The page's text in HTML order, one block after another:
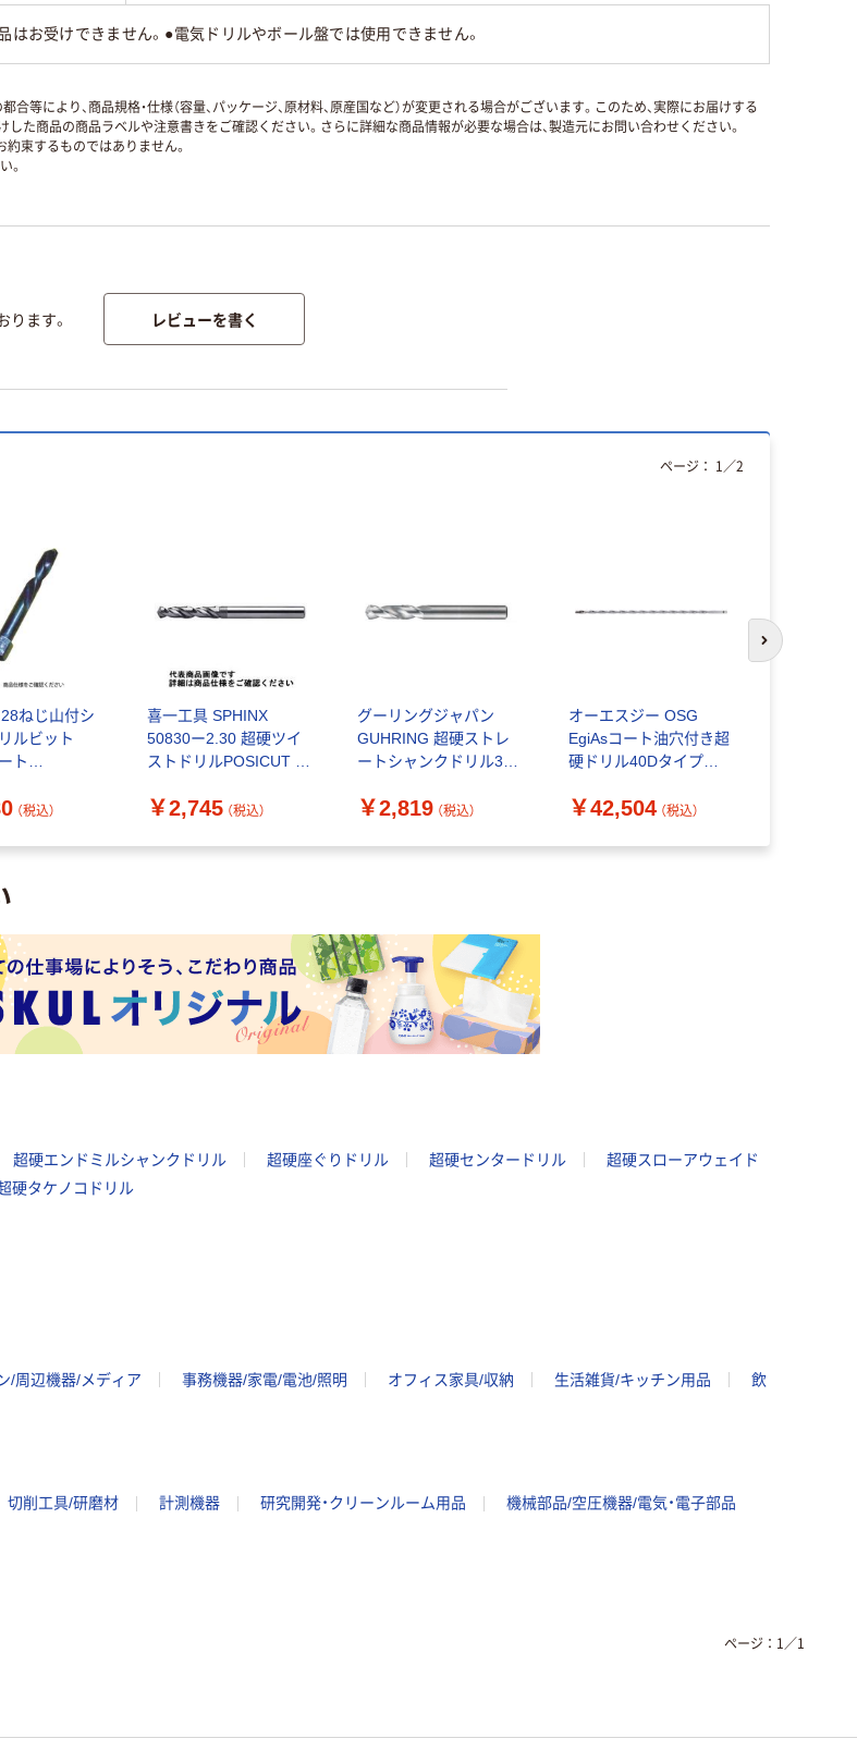
はお受けできません。●電気ドリルやボール盤では使用できません。
により、商品規格・仕様（容量、パッケージ、原材料、原産国など）が変更される場合がございます。このため、実際にお届けする
た商品の商品ラベルや注意書きをご確認ください。さらに詳細な商品情報が必要な場合は、製造元にお問い合わせください。
約束するものではありません。
。
ます。 レビューを書く
ねじ山付シ
ルビット
ト
)（直送品）
（税込）
喜一工具 SPHINX
50830ー2.30 超硬ツイ
ストドリルPOSICUT 1
￥2,745 （税込）
グーリングジャパン
GUHRING 超硬ストレ
ートシャンクドリル3×D
本 718-1007（直送品）
￥2,819 （税込）
オーエスジー OSG
EgiAsコート油穴付き超
硬ドリル40Dタイプ
7293（直送品）
￥42,504 （税込）
ページ： 1 ／2
次のスライド
超硬エンドミルシャンクドリル 超硬座ぐりドリル 超硬センタードリル
超硬スローアウェイド
硬タケノコドリル
/周辺機器/メディア 事務機器/家電/電池/照明 オフィス家具/収納 生活雑貨/キッチン用品
飲
切削工具/研磨材 計測機器 研究開発・クリーンルーム用品
機械部品/空圧機器/電気・電子部品
ページ： 1 ／1